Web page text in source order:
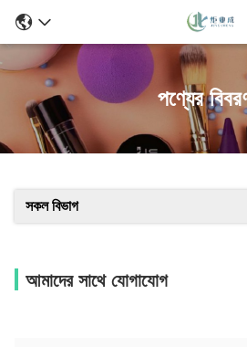
পণ্যের
সকল বিভাগ
আমাদের সাথে যোগাযোগ